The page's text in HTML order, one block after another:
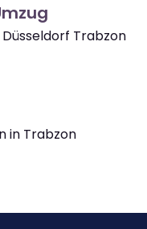
Trabzon
in Trabzon